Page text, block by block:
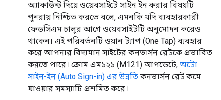
অ্যাকাউন্ট দিয়ে ওয়েবসাইটে সাইন ইন করার বিষয়টি
পুনরায় নিশ্চিত করতে বলে, এমনকি যদি ব্যবহারকারী
ফেডসিএম চালুর আগে ওয়েবসাইটটি অনুমোদন করেও
থাকেন। এই পরিবর্তনটি ওয়ান ট্যাপ (One Tap) ব্যবহার
করে আপনার বিদ্যমান সাইটের কনভার্সন রেটকে প্রভাবিত
করতে পারে। ক্রোম এম১২১ (M121) আপডেটে, অটো
সাইন-ইন (Auto Sign-in) এর উন্নতি কনভার্সন রেট কমে
যাওয়ার সমস্যাটি প্রশমিত করে।